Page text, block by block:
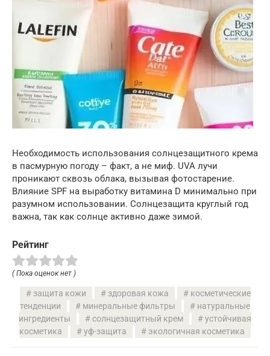
Необходимость использования солнцезащитного крема
в пасмурную погоду – факт, а не миф. UVA лучи
проникают сквозь облака, вызывая фотостарение.
Влияние SPF на выработку витамина D минимально при
разумном использовании. Солнцезащита круглый год
важна, так как солнце активно даже зимой.
Рейтинг
( Пока оценок нет )
защита кожи здоровая кожа
косметические
тенденции
минеральные фильтры
натуральные
ингредиенты
солнцезащитный крем
устойчивая
косметика
уф-защита экологичная косметика